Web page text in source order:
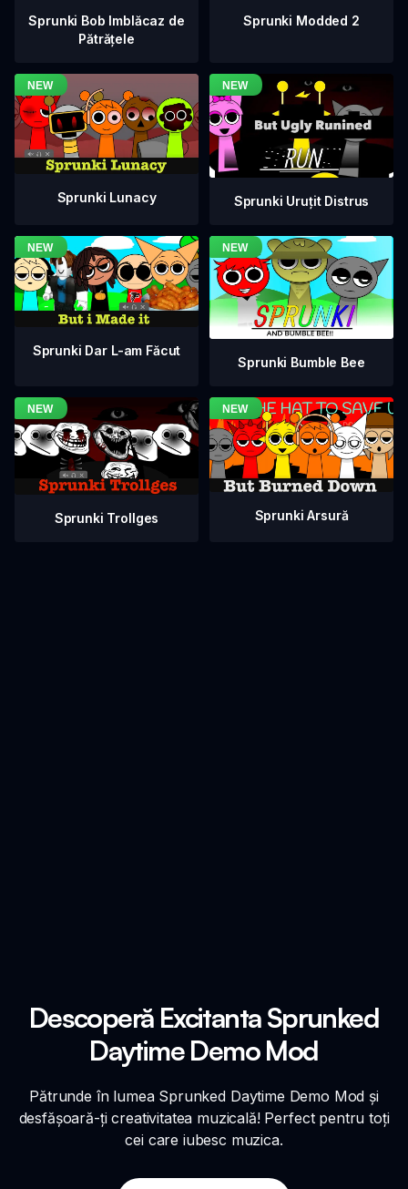
Sprunki Bob Imblăcaz de
Pătrățele
Sprunki Modded 2
Sprunki Lunacy Sprunki Uruțit Distrus
Sprunki Dar L-am Făcut
Sprunki Bumble Bee
Sprunki Trollges Sprunki Arsură
Descoperă Excitanta Sprunked
Daytime Demo Mod
Pătrunde în lumea Sprunked Daytime Demo Mod și
desfășoară-ți creativitatea muzicală! Perfect pentru toți
cei care iubesc muzica.